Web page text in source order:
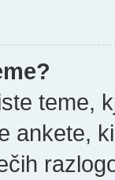
teme,
ankete,